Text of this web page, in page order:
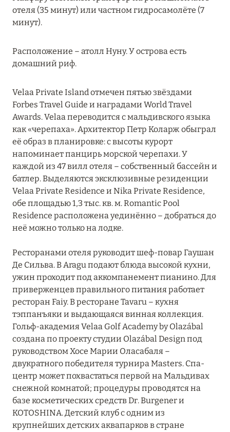
отеля (35 минут) или частном гидросамолёте (7
минут).
Расположение – атолл Нуну. У острова есть
домашний риф.
Velaa Private Island отмечен пятью звёздами
Forbes Travel Guide и наградами World Travel
Awards. Velaa переводится с мальдивского языка
как «черепаха». Архитектор Петр Коларж обыграл
её образ в планировке: с высоты курорт
напоминает панцирь морской черепахи. У
каждой из 47 вилл отеля – собственный бассейн и
батлер. Выделяются эксклюзивные резиденции
Velaa Private Residence и Nika Private Residence,
обе площадью 1,3 тыс. кв. м. Romantic Pool
Residence расположена уединённо – добраться до
неё можно только на лодке.
Ресторанами отеля руководит шеф-повар Гаушан
Де Сильва. В Aragu подают блюда высокой кухни,
ужин проходит под аккомпанемент пианино. Для
приверженцев правильного питания работает
ресторан Faiy. В ресторане Tavaru – кухня
тэппанъяки и выдающаяся винная коллекция.
Гольф-академия Velaa Golf Academy by Olazábal
создана по проекту студии Olazábal Design под
руководством Хосе Марии Оласабаля –
двукратного победителя турнира Masters. Спа-
центр может похвастаться первой на Мальдивах
снежной комнатой; процедуры проводятся на
базе косметических средств Dr. Burgener и
KOTOSHINA. Детский клуб с одним из
крупнейших детских аквапарков в стране